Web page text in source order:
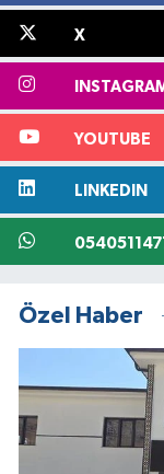
X
YOUTUBE
LINKEDIN
Özel Haber